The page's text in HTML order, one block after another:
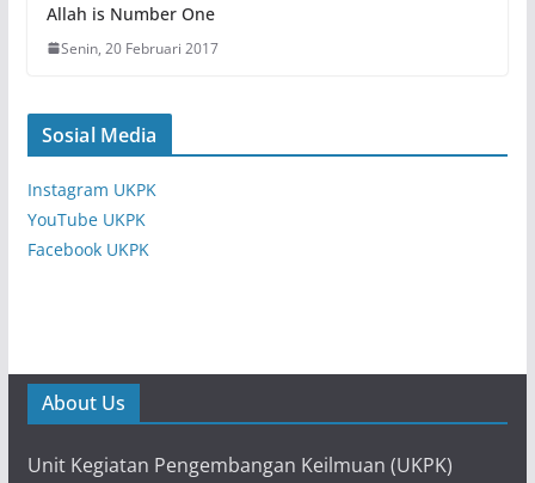
Allah is Number One
Senin, 20 Februari 2017
Sosial Media
Instagram UKPK
YouTube UKPK
Facebook UKPK
About Us
Unit Kegiatan Pengembangan Keilmuan (UKPK)